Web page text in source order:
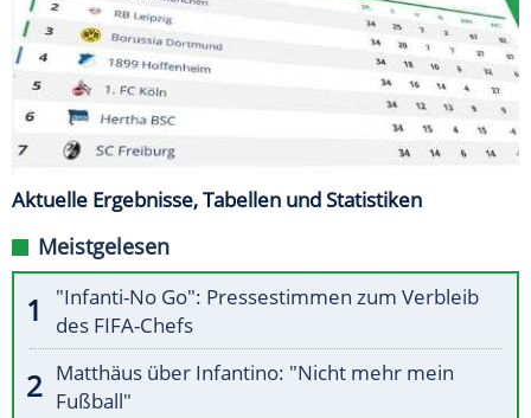
Aktuelle Ergebnisse, Tabellen und Statistiken
Meistgelesen
"Infanti-No Go": Pressestimmen zum Verbleib
des FIFA-Chefs
Matthäus über Infantino: "Nicht mehr mein
Fußball"